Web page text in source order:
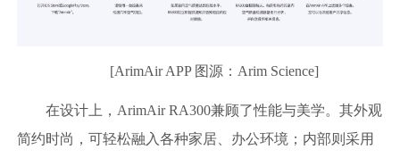
[ArimAir APP 图源：Arim Science]
在设计上，ArimAir RA300兼顾了性能与美学。其外观
简约时尚，可轻松融入各种家居、办公环境；内部则采用